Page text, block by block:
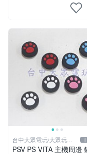
台中大眾電玩/大眾玩具
店
PSV PS VITA 主機周邊